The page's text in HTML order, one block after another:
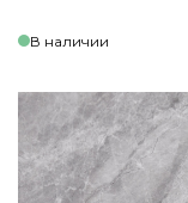
В наличии